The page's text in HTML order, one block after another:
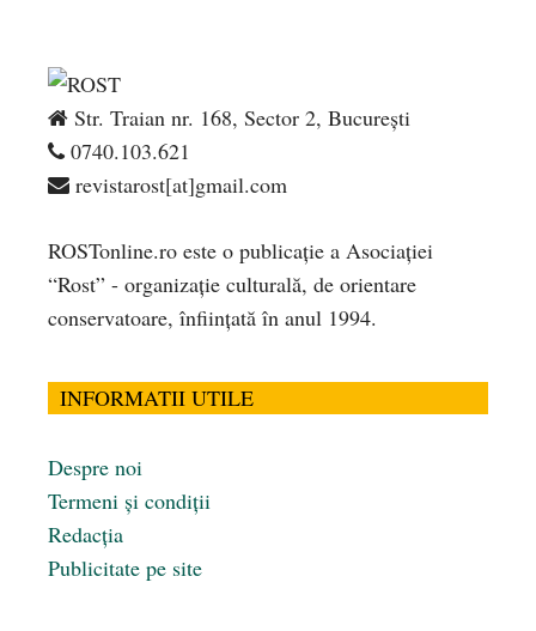
Str. Traian nr. 168, Sector 2, București
0740.103.621
revistarost[at]gmail.com
ROSTonline.ro este o publicaţie a Asociaţiei
“Rost” - organizaţie culturală, de orientare
conservatoare, înfiinţată în anul 1994.
INFORMATII UTILE
Despre noi
Termeni și condiții
Redacția
Publicitate pe site